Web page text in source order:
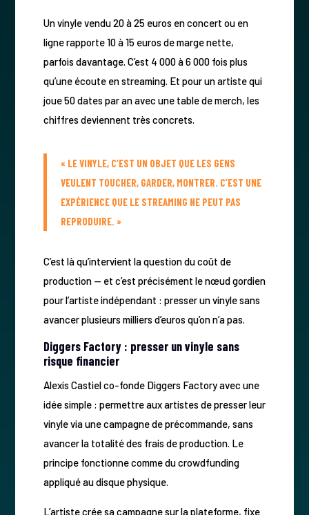
Un vinyle vendu 20 à 25 euros en concert ou en
ligne rapporte 10 à 15 euros de marge nette,
parfois davantage. C’est 4 000 à 6 000 fois plus
qu’une écoute en streaming. Et pour un artiste qui
joue 50 dates par an avec une table de merch, les
chiffres deviennent très concrets.
« LE VINYLE, C’EST UN OBJET QUE LES GENS
VEULENT TOUCHER, GARDER, MONTRER. C’EST UNE
EXPÉRIENCE QUE LE STREAMING NE PEUT PAS
REPRODUIRE. »
C’est là qu’intervient la question du coût de
production — et c’est précisément le nœud gordien
pour l’artiste indépendant : presser un vinyle sans
avancer plusieurs milliers d’euros qu’on n’a pas.
Diggers Factory : presser un vinyle sans
risque financier
Alexis Castiel co-fonde Diggers Factory avec une
idée simple : permettre aux artistes de presser leur
vinyle via une campagne de précommande, sans
avancer la totalité des frais de production. Le
principe fonctionne comme du crowdfunding
appliqué au disque physique.
L’artiste crée sa campagne sur la plateforme, fixe